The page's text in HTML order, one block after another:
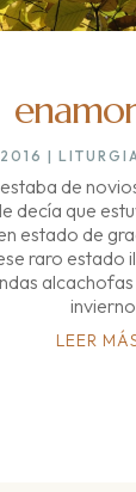
|
de
decía que
estado de
raro estado
LEER